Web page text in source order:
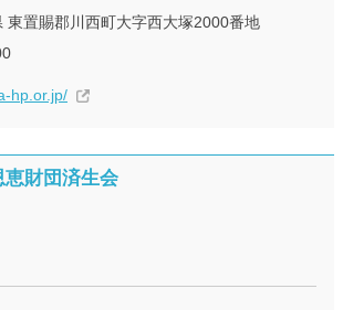
東置賜郡川西町大字西大塚2000番地
hp.or.jp/
財団済生会